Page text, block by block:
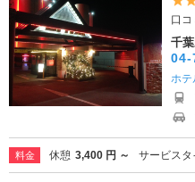
口コ
千
04-
ホ
料金 休憩 3,400 円 ～ サービスタ